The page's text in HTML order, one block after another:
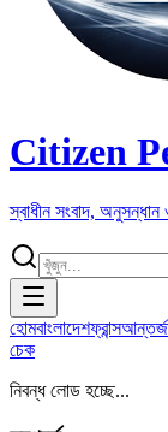
Citizen
স্বাধীন সংবাদ, অনুসন্ধান
হোমবাংলাদেশফ্রান্স
চেক
নিবন্ধ লোড হচ্ছে...